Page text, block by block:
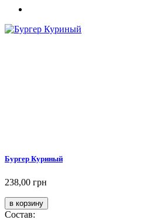
Бургер Куриный
238,00 грн
Состав: